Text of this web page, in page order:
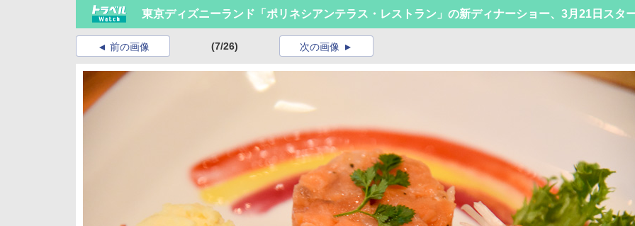
東京ディズニーランド「ポリネシアンテラス・レストラン」の新ディナーショー、3月21日スタ
前の画像 (7/26) 次の画像